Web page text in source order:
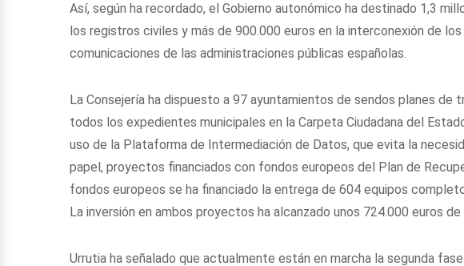
Así, según ha recordado, el Gobierno autonómico ha destinado 1,3
los registros civiles y más de 900.000 euros en la interconexión de los
comunicaciones de las administraciones públicas españolas.
La Consejería ha dispuesto a 97 ayuntamientos de sendos planes de
todos los expedientes municipales en la Carpeta Ciudadana del
uso de la Plataforma de Intermediación de Datos, que evita la
papel, proyectos financiados con fondos europeos del Plan de
fondos europeos se ha financiado la entrega de 604 equipos
La inversión en ambos proyectos ha alcanzado unos 724.000 euros de
Urrutia ha señalado que actualmente están en marcha la segunda